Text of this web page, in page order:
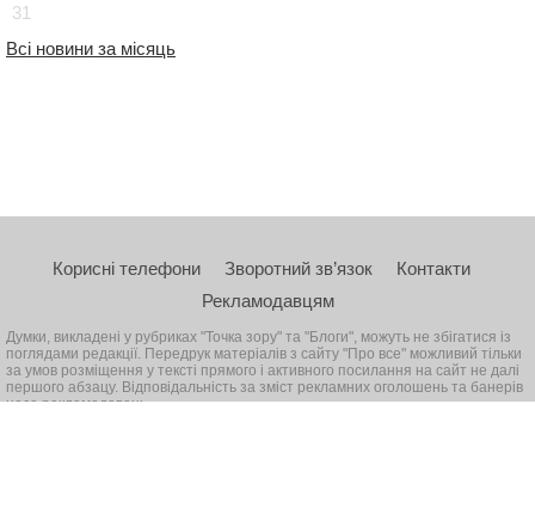
31
Всі новини за місяць
Корисні телефони Зворотний зв’язок
Контакти
Рекламодавцям
Думки, викладені у рубриках "Точка зору" та "Блоги", можуть не збігатися із
поглядами редакції. Передрук матеріалів з сайту "Про все" можливий тільки
за умов розміщення у тексті прямого і активного посилання на сайт не далі
першого абзацу. Відповідальність за зміст рекламних оголошень та банерів
несе рекламодавець